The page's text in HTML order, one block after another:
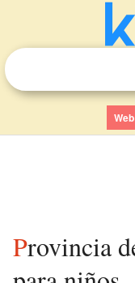
Web
Provincia de Córdoba (España)